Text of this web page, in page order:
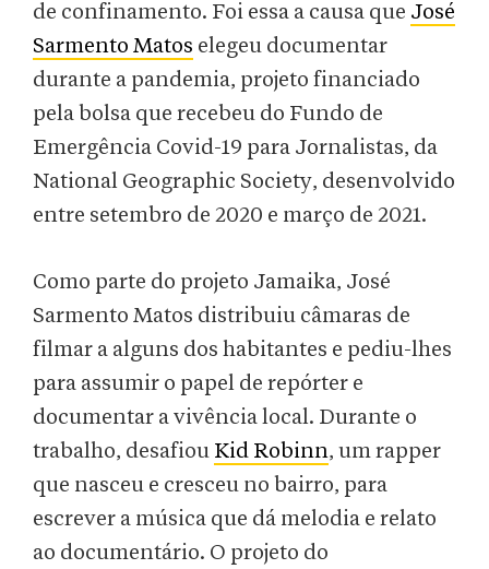
de confinamento. Foi essa a causa que José
Sarmento Matos elegeu documentar
durante a pandemia, projeto financiado
pela bolsa que recebeu do Fundo de
Emergência Covid-19 para Jornalistas, da
National Geographic Society, desenvolvido
entre setembro de 2020 e março de 2021.
Como parte do projeto Jamaika, José
Sarmento Matos distribuiu câmaras de
filmar a alguns dos habitantes e pediu-lhes
para assumir o papel de repórter e
documentar a vivência local. Durante o
trabalho, desafiou Kid Robinn, um rapper
que nasceu e cresceu no bairro, para
escrever a música que dá melodia e relato
ao documentário. O projeto do